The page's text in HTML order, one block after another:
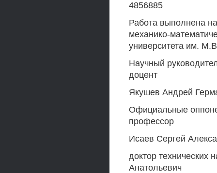
4856885
Работа выполнена
механико-
университета им.
Научный
доцент
Якушев Андрей
Официальные
профессор
Исаев Сергей
доктор технических
Анатольевич